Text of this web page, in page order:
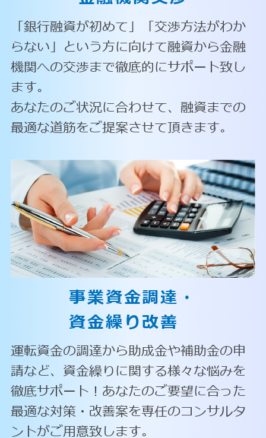
「銀行融資が初めて」「交渉方法がわか
らない」という方に向けて融資から金融
機関への交渉まで徹底的にサポート致し
ます。
あなたのご状況に合わせて、融資までの
最適な道筋をご提案させて頂きます。
事業資金調達・
資金繰り改善
運転資金の調達から助成金や補助金の申
請など、資金繰りに関する様々な悩みを
徹底サポート！あなたのご要望に合った
最適な対策・改善案を専任のコンサルタ
ントがご用意致します。